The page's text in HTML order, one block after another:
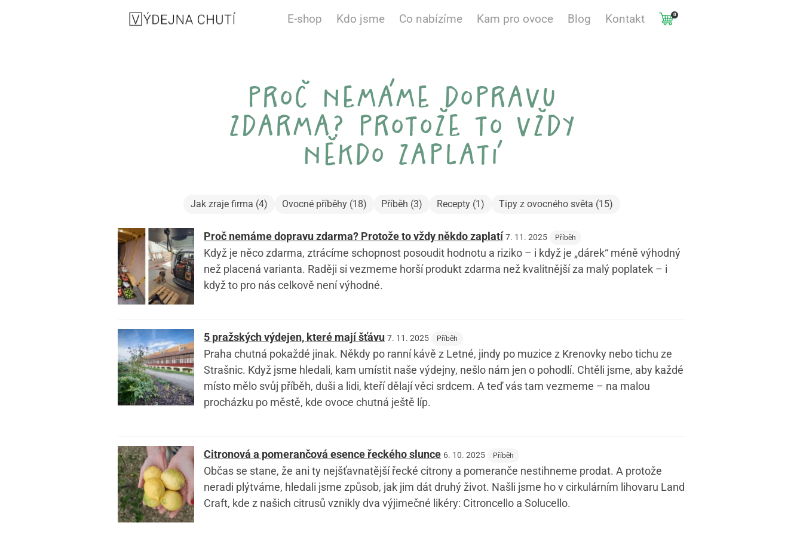
E-shop Kdo jsme Co nabízíme Kam pro ovoce Blog Kontakt 0
proč nemáme dopravu
zdarma? protože to vždy
někdo zaplatí
Jak zraje firma (4) Ovocné příběhy (18) Příběh (3) Recepty (1) Tipy z ovocného světa (15)
Proč nemáme dopravu zdarma? Protože to vždy někdo zaplatí 7. 11. 2025 Příběh
Když je něco zdarma, ztrácíme schopnost posoudit hodnotu a riziko – i když je „dárek“ méně výhodný
než placená varianta. Raději si vezmeme horší produkt zdarma než kvalitnější za malý poplatek – i
když to pro nás celkově není výhodné.
5 pražských výdejen, které mají šťávu 7. 11. 2025 Příběh
Praha chutná pokaždé jinak. Někdy po ranní kávě z Letné, jindy po muzice z Krenovky nebo tichu ze
Strašnic. Když jsme hledali, kam umístit naše výdejny, nešlo nám jen o pohodlí. Chtěli jsme, aby každé
místo mělo svůj příběh, duši a lidi, kteří dělají věci srdcem. A teď vás tam vezmeme – na malou
procházku po městě, kde ovoce chutná ještě líp.
Citronová a pomerančová esence řeckého slunce 6. 10. 2025 Příběh
Občas se stane, že ani ty nejšťavnatější řecké citrony a pomeranče nestihneme prodat. A protože
neradi plýtváme, hledali jsme způsob, jak jim dát druhý život. Našli jsme ho v cirkulárním lihovaru Land
Craft, kde z našich citrusů vznikly dva výjimečné likéry: Citroncello a Solucello.